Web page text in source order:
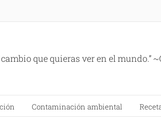
cambio que quieras ver en el mundo.”
Contaminación ambiental